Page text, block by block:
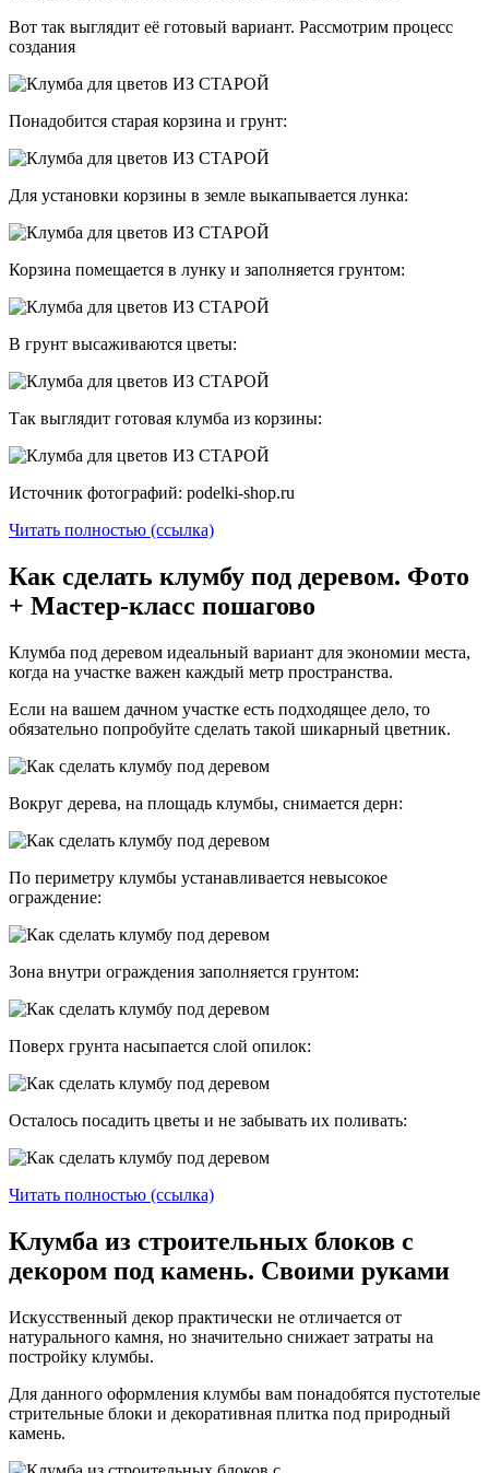
Вот так выглядит её готовый вариант. Рассмотрим процесс
создания
Понадобится старая корзина и грунт:
Для установки корзины в земле выкапывается лунка:
Корзина помещается в лунку и заполняется грунтом:
В грунт высаживаются цветы:
Так выглядит готовая клумба из корзины:
Источник фотографий: podelki-shop.ru
Читать полностью (ссылка)
Как сделать клумбу под деревом. Фото
+ Мастер-класс пошагово
Клумба под деревом идеальный вариант для экономии места,
когда на участке важен каждый метр пространства.
Если на вашем дачном участке есть подходящее дело, то
обязательно попробуйте сделать такой шикарный цветник.
Вокруг дерева, на площадь клумбы, снимается дерн:
По периметру клумбы устанавливается невысокое
ограждение:
Зона внутри ограждения заполняется грунтом:
Поверх грунта насыпается слой опилок:
Осталось посадить цветы и не забывать их поливать:
Читать полностью (ссылка)
Клумба из строительных блоков с
декором под камень. Своими руками
Искусственный декор практически не отличается от
натурального камня, но значительно снижает затраты на
постройку клумбы.
Для данного оформления клумбы вам понадобятся пустотелые
стрительные блоки и декоративная плитка под природный
камень.